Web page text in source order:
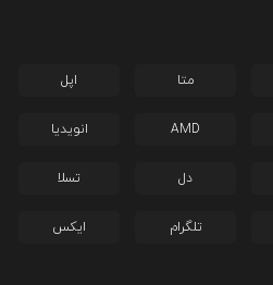
متا اپل
AMD انویدیا
دل تسلا
تلگرام ایکس